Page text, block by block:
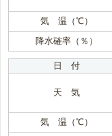
気 温（℃）
降水確率（％）
日 付
天 気
気 温（℃）